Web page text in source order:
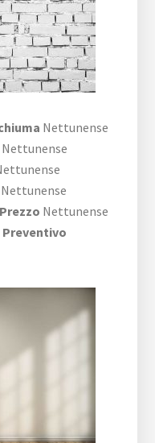
Nettunense
Nettunense
Nettunense
Nettunense
Preventivo